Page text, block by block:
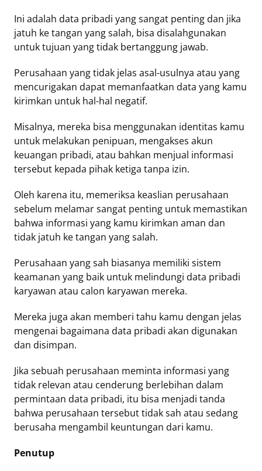
Ini adalah data pribadi yang sangat penting dan jika
jatuh ke tangan yang salah, bisa disalahgunakan
untuk tujuan yang tidak bertanggung jawab.
Perusahaan yang tidak jelas asal-usulnya atau yang
mencurigakan dapat memanfaatkan data yang kamu
kirimkan untuk hal-hal negatif.
Misalnya, mereka bisa menggunakan identitas kamu
untuk melakukan penipuan, mengakses akun
keuangan pribadi, atau bahkan menjual informasi
tersebut kepada pihak ketiga tanpa izin.
Oleh karena itu, memeriksa keaslian perusahaan
sebelum melamar sangat penting untuk memastikan
bahwa informasi yang kamu kirimkan aman dan
tidak jatuh ke tangan yang salah.
Perusahaan yang sah biasanya memiliki sistem
keamanan yang baik untuk melindungi data pribadi
karyawan atau calon karyawan mereka.
Mereka juga akan memberi tahu kamu dengan jelas
mengenai bagaimana data pribadi akan digunakan
dan disimpan.
Jika sebuah perusahaan meminta informasi yang
tidak relevan atau cenderung berlebihan dalam
permintaan data pribadi, itu bisa menjadi tanda
bahwa perusahaan tersebut tidak sah atau sedang
berusaha mengambil keuntungan dari kamu.
Penutup